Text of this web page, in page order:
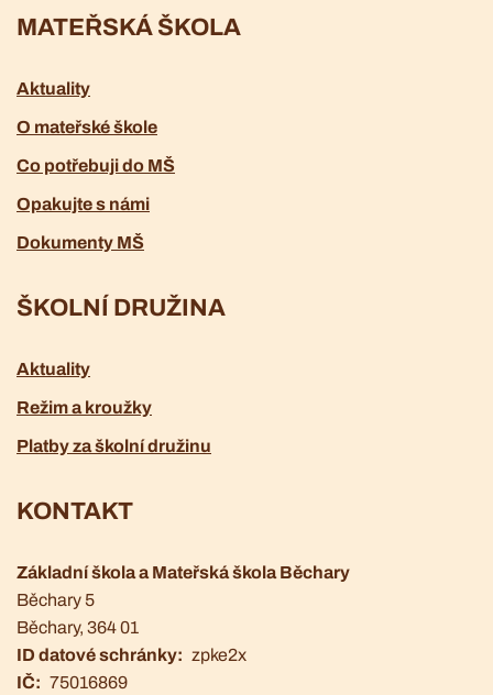
MATEŘSKÁ ŠKOLA
Aktuality
O mateřské škole
Co potřebuji do MŠ
Opakujte s námi
Dokumenty MŠ
ŠKOLNÍ DRUŽINA
Aktuality
Režim a kroužky
Platby za školní družinu
KONTAKT
Základní škola a Mateřská škola Běchary
Běchary 5
Běchary, 364 01
ID datové schránky
zpke2x
IČ
75016869